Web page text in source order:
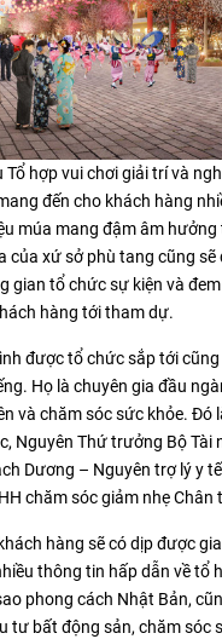
Tổ hợp vui chơi giải trí và
đến cho khách hàng
múa mang đậm âm
của xứ sở phù tang cũng
gian tổ chức sự kiện và
hàng tới tham dự.
được tổ chức sắp tới
Họ là chuyên gia đầu
và chăm sóc sức khỏe. Đó
Nguyên Thứ trưởng Bộ Tài
Dương – Nguyên trợ lý y
chăm sóc giảm nhẹ Chân
hàng sẽ có dịp được
thông tin hấp dẫn về tổ
phong cách Nhật Bản,
tư bất động sản, chăm sóc